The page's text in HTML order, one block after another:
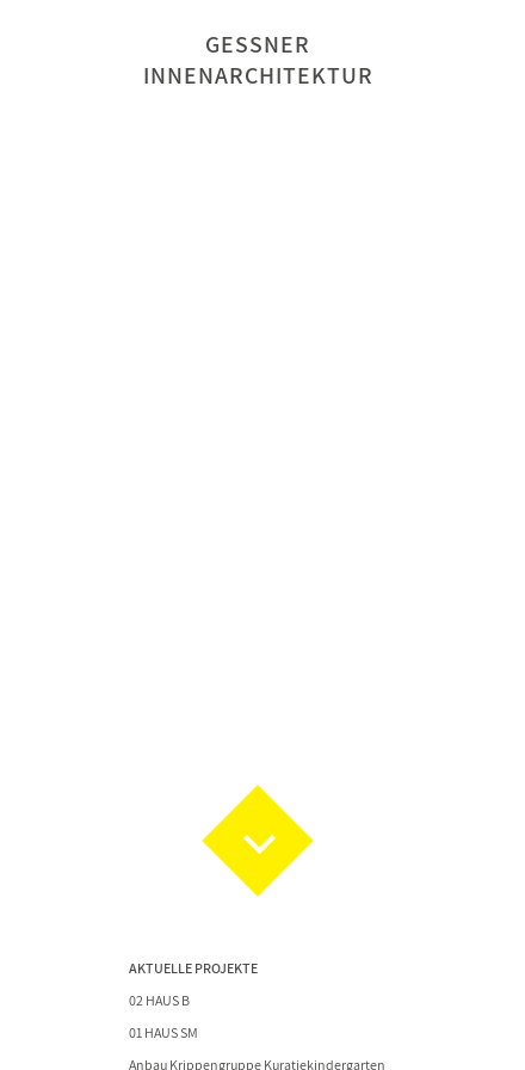
GESSNER
INNENARCHITEKTUR
AKTUELLE PROJEKTE
02 HAUS B
01 HAUS SM
Anbau Krippengruppe Kuratiekindergarten